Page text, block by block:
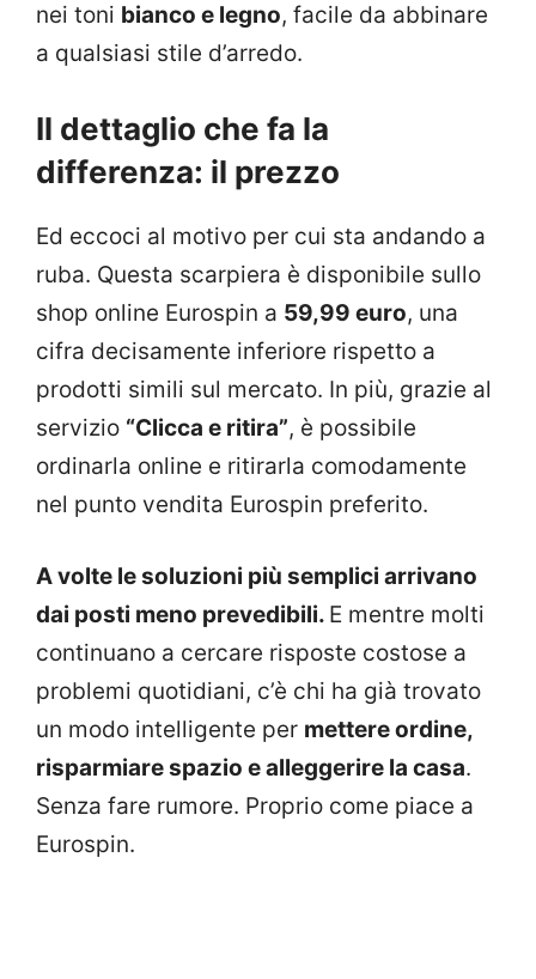
nei toni bianco e legno, facile da abbinare
a qualsiasi stile d’arredo.
Il dettaglio che fa la
differenza: il prezzo
Ed eccoci al motivo per cui sta andando a
ruba. Questa scarpiera è disponibile sullo
shop online Eurospin a 59,99 euro, una
cifra decisamente inferiore rispetto a
prodotti simili sul mercato. In più, grazie al
servizio “Clicca e ritira”, è possibile
ordinarla online e ritirarla comodamente
nel punto vendita Eurospin preferito.
A volte le soluzioni più semplici arrivano
dai posti meno prevedibili. E mentre molti
continuano a cercare risposte costose a
problemi quotidiani, c’è chi ha già trovato
un modo intelligente per mettere ordine,
risparmiare spazio e alleggerire la casa.
Senza fare rumore. Proprio come piace a
Eurospin.